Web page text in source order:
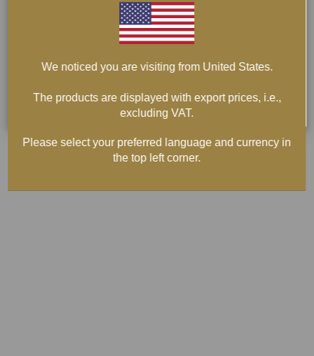
We noticed you are visiting from United States.
The products are displayed with export prices, i.e.,
excluding VAT.
Please select your preferred language and currency in
the top left corner.